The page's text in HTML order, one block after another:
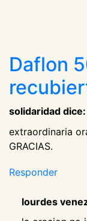
Daflon
solidaridad dice:
extraordinaria
GRACIAS.
Responder
lourdes